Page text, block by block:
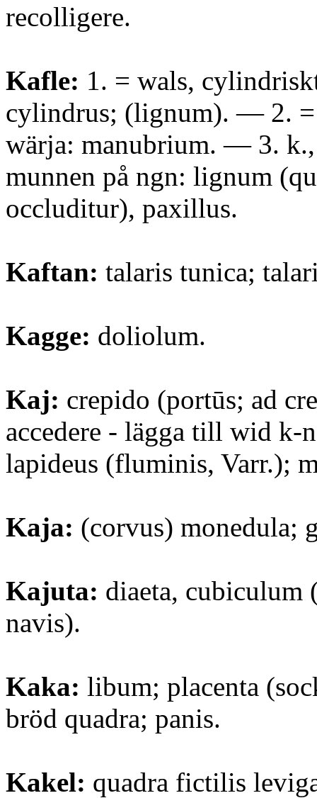
recolligere.
Kafle: 1. = wals,
cylindrus; (lignum). — 2. =
wärja: manubrium. — 3. k.,
munnen på ngn: lignum
occluditur), paxillus.
Kaftan: talaris tunica;
Kagge: doliolum.
Kaj: crepido (portūs; ad
accedere - lägga till wid k-
lapideus (fluminis, Varr.);
Kaja: (corvus) monedula;
Kajuta: diaeta, cubiculum
navis).
Kaka: libum; placenta
bröd quadra; panis.
Kakel: quadra fictilis